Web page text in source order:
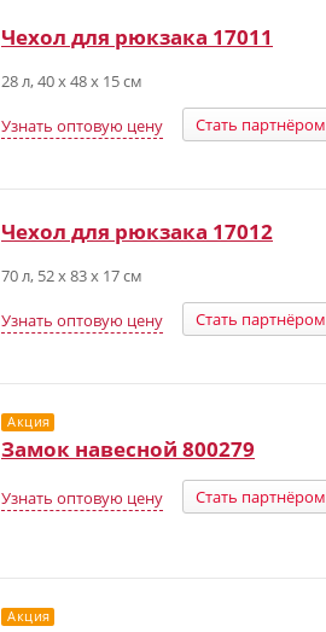
Чехол для рюкзака 17011
28 л, 40 х 48 х 15 см
Узнать оптовую цену Стать партнёром
Чехол для рюкзака 17012
70 л, 52 х 83 х 17 см
Узнать оптовую цену Стать партнёром
Акция
Замок навесной 800279
Узнать оптовую цену Стать партнёром
Акция